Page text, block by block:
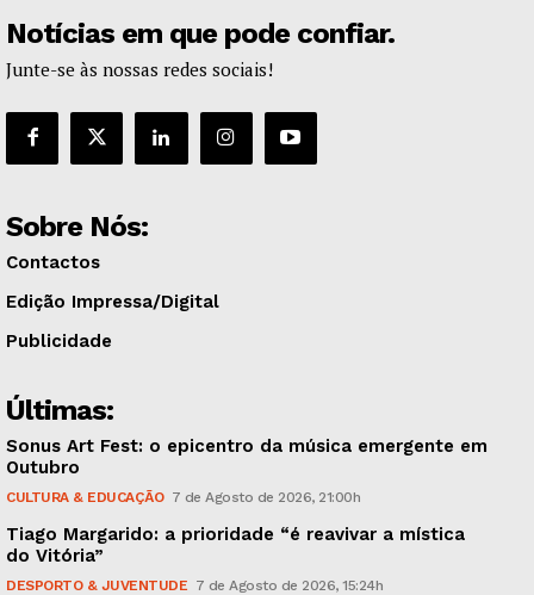
Notícias em que pode confiar.
Junte-se às nossas redes sociais!
Sobre Nós:
Contactos
Edição Impressa/Digital
Publicidade
Últimas:
Sonus Art Fest: o epicentro da música emergente em
Outubro
CULTURA & EDUCAÇÃO 7 de Agosto de 2026, 21:00h
Tiago Margarido: a prioridade “é reavivar a mística
do Vitória”
DESPORTO & JUVENTUDE 7 de Agosto de 2026, 15:24h